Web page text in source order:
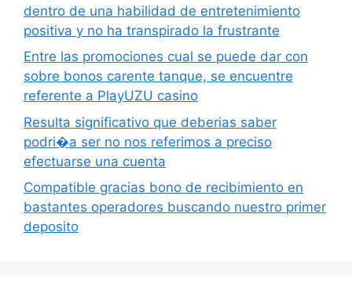
dentro de una habilidad de entretenimiento
positiva y no ha transpirado la frustrante
Entre las promociones cual se puede dar con
sobre bonos carente tanque, se encuentre
referente a PlayUZU casino
Resulta significativo que deberias saber
podri�a ser no nos referimos a preciso
efectuarse una cuenta
Compatible gracias bono de recibimiento en
bastantes operadores buscando nuestro primer
deposito